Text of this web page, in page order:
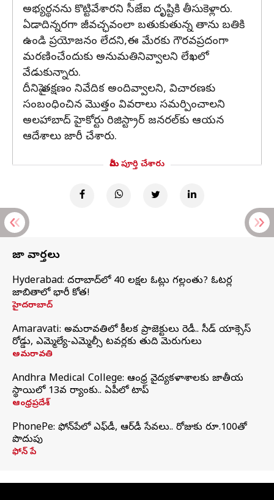
అభ్యర్థనను కొట్టివేశారని సీజేఐ దృష్టికి తీసుకెళ్లారు.
ఏడాదిన్నరగా జీవచ్ఛవంలా బతుకుతున్న తాను బతికి
ఉండి ప్రయోజనం లేదని,ఈ మేరకు గౌరవప్రదంగా
మరణించేందుకు అనుమతినివ్వాలని లేఖలో
వేడుకున్నారు.
దీనిపై తక్షణం నివేదిక అందివ్వాలని, విచారణకు
సంబంధించిన మొత్తం వివరాలు సమర్పించాలని
అలహాబాద్ హైకోర్టు రిజిస్ట్రార్ జనరల్‌కు ఆయన
ఆదేశాలు జారీ చేశారు.
మీరు పూర్తి చేశారు
తాజా వార్తలు
Hyderabad: హైదరాబాద్‌లో 40 లక్షల ఓట్లు గల్లంతు? ఓటర్ల
జాబితాలో భారీ కోత!
హైదరాబాద్
Amaravati: అమరావతిలో కీలక ప్రాజెక్టులు రెడీ.. సీడ్‌ యాక్సెస్‌
రోడ్డు, ఎమ్మెల్యే-ఎమ్మెల్సీ టవర్లకు తుది మెరుగులు
అమరావతి
Andhra Medical College: ఆంధ్ర వైద్యకళాశాలకు జాతీయ
స్థాయిలో 13వ ర్యాంకు.. ఏపీలో టాప్
ఆంధ్రప్రదేశ్
PhonePe: ఫోన్‌పేలో ఎఫ్‌డీ, ఆర్‌డీ సేవలు.. రోజుకు రూ.100తో
పొదుపు
ఫోన్‌ పే